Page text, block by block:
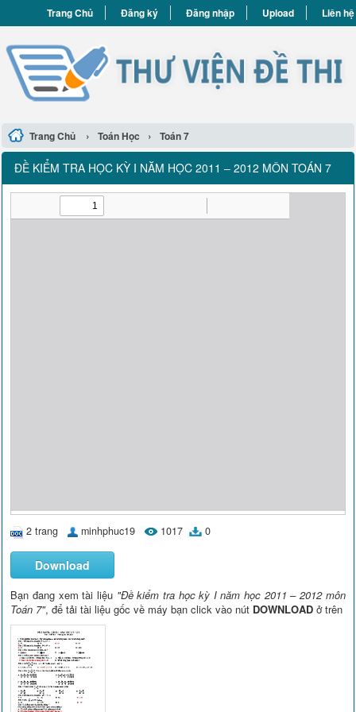
Trang Chủ Đăng ký Đăng nhập Upload Liên hệ
Trang Chủ › Toán Học › Toán 7
ĐỀ KIỂM TRA HỌC KỲ I NĂM HỌC 2011 – 2012 MÔN TOÁN 7
2 trang minhphuc19 1017 0
Download
Bạn đang xem tài liệu "Đề kiểm tra học kỳ I năm học 2011 – 2012 môn
Toán 7", để tải tài liệu gốc về máy bạn click vào nút DOWNLOAD ở trên